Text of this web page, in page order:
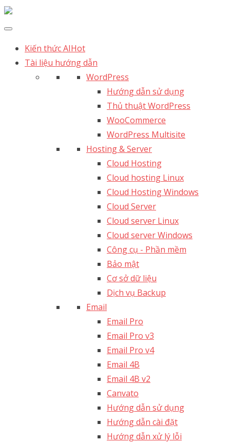
Kiến thức AIHot
Tài liệu hướng dẫn
WordPress
Hướng dẫn sử dụng
Thủ thuật WordPress
WooCommerce
WordPress Multisite
Hosting & Server
Cloud Hosting
Cloud hosting Linux
Cloud Hosting Windows
Cloud Server
Cloud server Linux
Cloud server Windows
Công cụ - Phần mềm
Bảo mật
Cơ sở dữ liệu
Dịch vụ Backup
Email
Email Pro
Email Pro v3
Email Pro v4
Email 4B
Email 4B v2
Canvato
Hướng dẫn sử dụng
Hướng dẫn cài đặt
Hướng dẫn xử lý lỗi